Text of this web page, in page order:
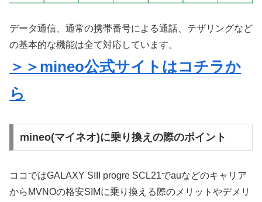
データ通信、通常の携帯番号による通話、テザリングなど
の基本的な機能は全て対応しています。
＞＞mineo公式サイトはコチラか
ら
mineo(マイネオ)に乗り換えの際のポイント
ココではGALAXY SIII progre SCL21でauなどのキャリア
からMVNOの格安SIMに乗り換える際のメリットやデメリ